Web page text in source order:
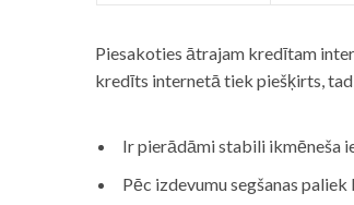
Piesakoties ātrajam kredītam
kredīts internetā tiek piešķirts,
Ir pierādāmi stabili ikmēneša
Pēc izdevumu segšanas